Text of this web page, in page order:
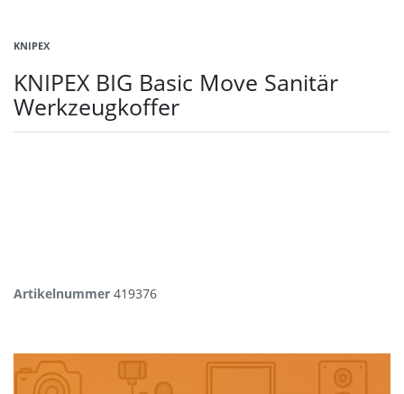
KNIPEX
KNIPEX BIG Basic Move Sanitär
Werkzeugkoffer
Artikelnummer 419376